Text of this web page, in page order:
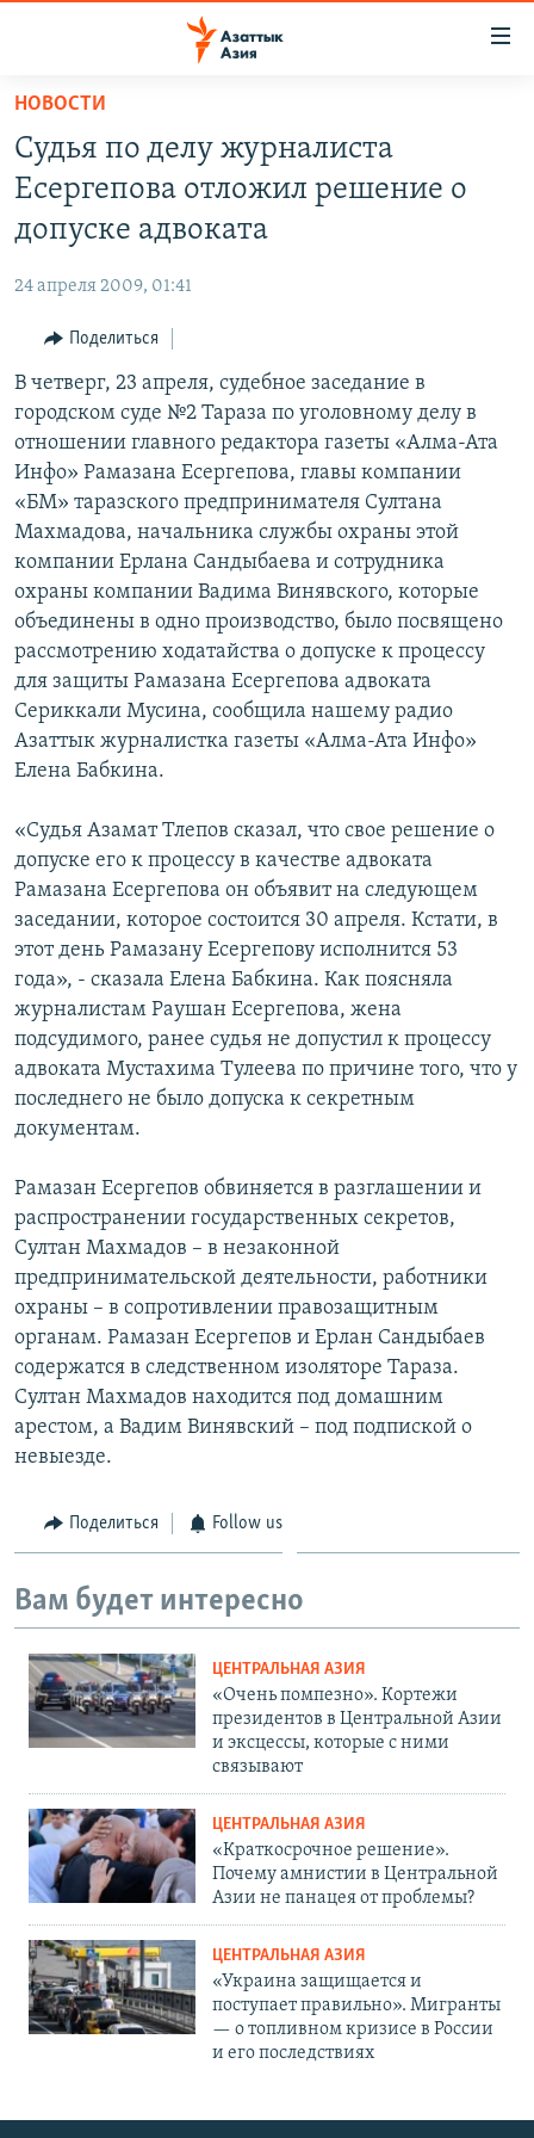
Вернуться
основному
содержанию
Вернутся
главной
навигации
Вернутся
поиску
ТАДЖИКИСТАН
НОВОСТИ
ВОЙНА В УКРАИНЕ
ҚАЗАҚША
КЫРГЫЗЧА
ЎЗБЕКЧА
ТОҶИКӢ
TÜRKMENÇE
Все сайты РСЕ/РС
НОВОСТИ
Судья по делу журналиста
Есергепова отложил решение о
допуске адвоката
24 апреля 2009, 01:41
Поделиться
В четверг, 23 апреля, судебное заседание в
городском суде №2 Тараза по уголовному делу в
отношении главного редактора газеты «Алма-Ата
Инфо» Рамазана Есергепова, главы компании
«БМ» таразского предпринимателя Султана
Махмадова, начальника службы охраны этой
компании Ерлана Сандыбаева и сотрудника
охраны компании Вадима Винявского, которые
объединены в одно производство, было посвящено
рассмотрению ходатайства о допуске к процессу
для защиты Рамазана Есергепова адвоката
Сериккали Мусина, сообщила нашему радио
Азаттык журналистка газеты «Алма-Ата Инфо»
Елена Бабкина.
«Судья Азамат Тлепов сказал, что свое решение о
допуске его к процессу в качестве адвоката
Рамазана Есергепова он объявит на следующем
заседании, которое состоится 30 апреля. Кстати, в
этот день Рамазану Есергепову исполнится 53
года», - сказала Елена Бабкина. Как поясняла
журналистам Раушан Есергепова, жена
подсудимого, ранее судья не допустил к процессу
адвоката Мустахима Тулеева по причине того, что у
последнего не было допуска к секретным
документам.
Рамазан Есергепов обвиняется в разглашении и
распространении государственных секретов,
Султан Махмадов – в незаконной
предпринимательской деятельности, работники
охраны – в сопротивлении правозащитным
органам. Рамазан Есергепов и Ерлан Сандыбаев
содержатся в следственном изоляторе Тараза.
Султан Махмадов находится под домашним
арестом, а Вадим Винявский – под подпиской о
невыезде.
Поделиться Follow us
Вам будет интересно
ЦЕНТРАЛЬНАЯ АЗИЯ
«Очень помпезно». Кортежи
президентов в Центральной Азии
и эксцессы, которые с ними
связывают
ЦЕНТРАЛЬНАЯ АЗИЯ
«Краткосрочное решение».
Почему амнистии в Центральной
Азии не панацея от проблемы?
ЦЕНТРАЛЬНАЯ АЗИЯ
«Украина защищается и
поступает правильно». Мигранты
— о топливном кризисе в России
и его последствиях